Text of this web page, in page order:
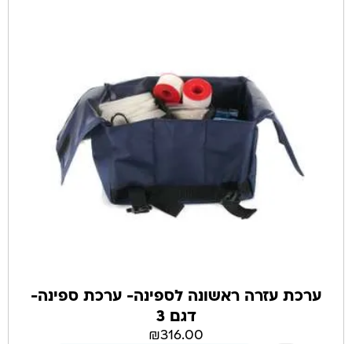
ערכת עזרה ראשונה לספינה- ערכת ספינה-
דגם 3
₪316.00